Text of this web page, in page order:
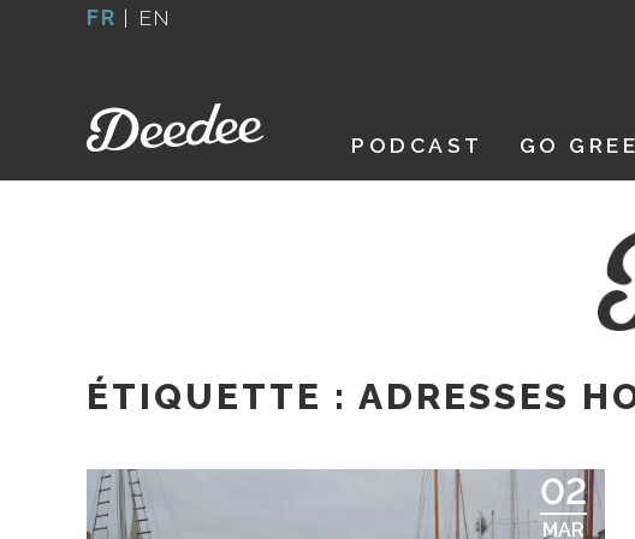
FR | EN
PODCAST GO
ÉTIQUETTE : ADRESSES
02
MAR